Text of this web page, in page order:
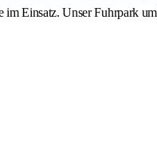
Einsatz. Unser Fuhrpark